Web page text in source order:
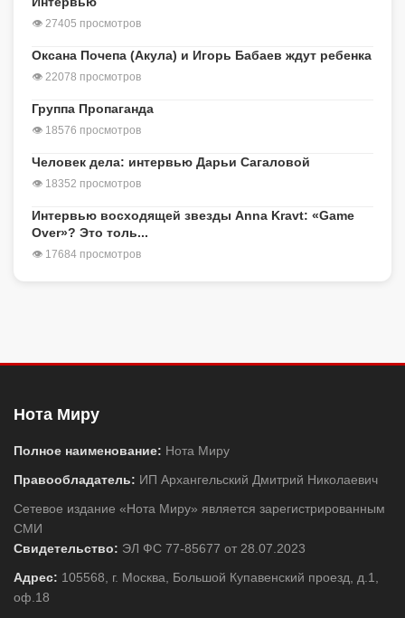
👁 27405 просмотров
Оксана Почепа (Акула) и Игорь Бабаев ждут ребенка
👁 22078 просмотров
Группа Пропаганда
👁 18576 просмотров
Человек дела: интервью Дарьи Сагаловой
👁 18352 просмотров
Интервью восходящей звезды Anna Kravt: «Game
Over»? Это толь...
👁 17684 просмотров
Нота Миру
Полное наименование: Нота Миру
Правообладатель: ИП Архангельский Дмитрий Николаевич
Сетевое издание «Нота Миру» является зарегистрированным
СМИ
Свидетельство: ЭЛ ФС 77-85677 от 28.07.2023
Адрес: 105568, г. Москва, Большой Купавенский проезд, д.1,
оф.18